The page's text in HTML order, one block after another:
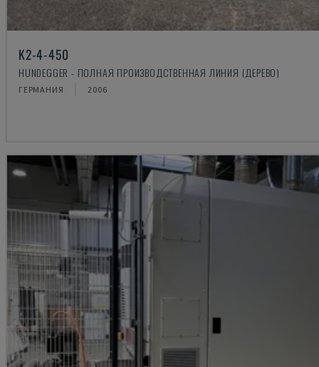
K2-4-450
HUNDEGGER - ПОЛНАЯ ПРОИЗВОДСТВЕННАЯ ЛИНИЯ (ДЕРЕВО)
ГЕРМАНИЯ 2006